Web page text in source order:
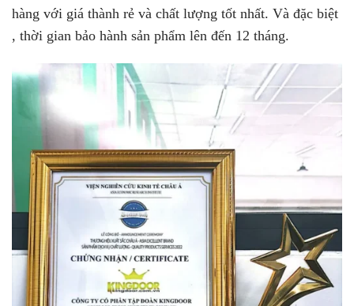
hàng với giá thành rẻ và chất lượng tốt nhất. Và đặc biệt
, thời gian bảo hành sản phẩm lên đến 12 tháng.